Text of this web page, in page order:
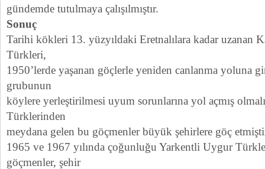
gündemde tutulmaya çalışılmıştır.
Sonuç
Tarihi kökleri 13. yüzyıldaki Eretnalılara kadar uzanan
Türkleri,
1950’lerde yaşanan göçlerle yeniden canlanma yoluna
grubunun
köylere yerleştirilmesi uyum sorunlarına yol açmış
Türklerinden
meydana gelen bu göçmenler büyük şehirlere göç
1965 ve 1967 yılında çoğunluğu Yarkentli Uygur
göçmenler, şehir